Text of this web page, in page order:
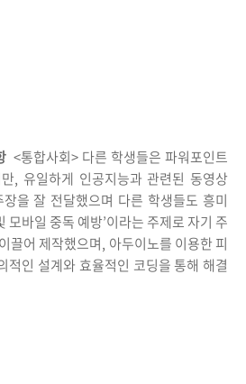
<통합사회> 다른 학생들은 파워포인트
, 유일하게 인공지능과 관련된 동영상
을 잘 전달했으며 다른 학생들도 흥미
모바일 중독 예방’이라는 주제로 자기 주
끌어 제작했으며, 아두이노를 이용한 피
적인 설계와 효율적인 코딩을 통해 해결